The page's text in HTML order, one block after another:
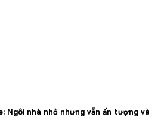
Ngôi nhà nhỏ nhưng vẫn ấn tượng và